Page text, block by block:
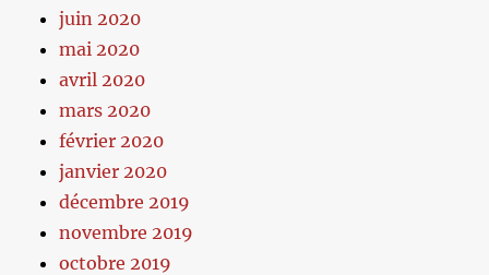
juin 2020
mai 2020
avril 2020
mars 2020
février 2020
janvier 2020
décembre 2019
novembre 2019
octobre 2019